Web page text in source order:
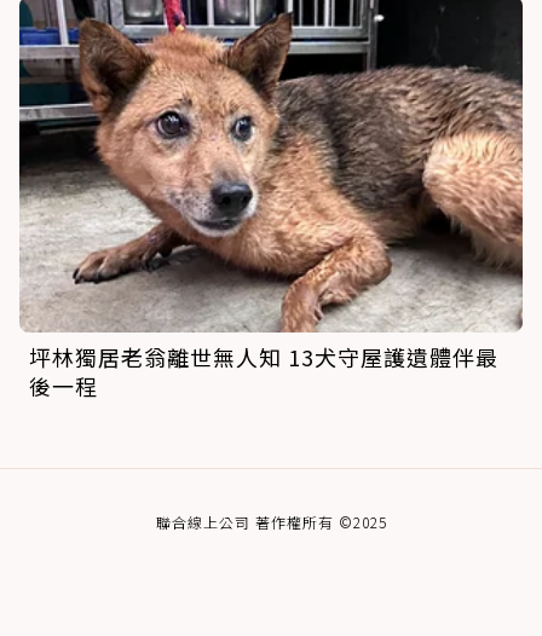
坪林獨居老翁離世無人知 13犬守屋護遺體伴最
後一程
聯合線上公司 著作權所有 ©2025